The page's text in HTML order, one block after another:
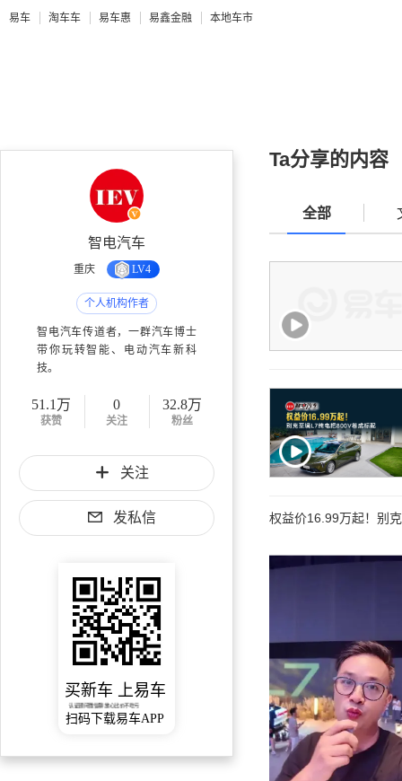
易车 淘车车 易车惠 易鑫金融 本地车市
智电汽车
重庆 LV4
个人机构作者
智电汽车传道者，一群汽车博士
带你玩转智能、电动汽车新科
技。
51.1万
获赞
0
关注
32.8万
粉丝
关注
发私信
买新车 上易车
认证顾问微信聊 放心比价不吃亏
扫码下载易车APP
Ta分享的内容
全部
权益价16.99万起！别